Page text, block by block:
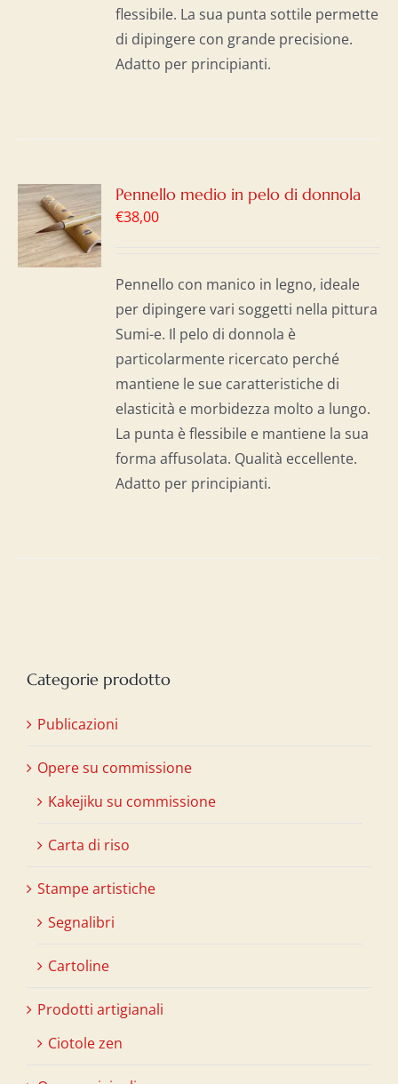
flessibile. La sua punta sottile permette
di dipingere con grande precisione.
Adatto per principianti.
Pennello medio in pelo di donnola
€38,00
Pennello con manico in legno, ideale
per dipingere vari soggetti nella pittura
Sumi-e. Il pelo di donnola è
particolarmente ricercato perché
mantiene le sue caratteristiche di
elasticità e morbidezza molto a lungo.
La punta è flessibile e mantiene la sua
forma affusolata. Qualità eccellente.
Adatto per principianti.
Categorie prodotto
Publicazioni
Opere su commissione
Kakejiku su commissione
Carta di riso
Stampe artistiche
Segnalibri
Cartoline
Prodotti artigianali
Ciotole zen